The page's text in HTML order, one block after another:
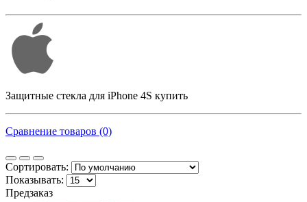
Защитные стекла для iPhone 4S купить
Сравнение товаров (0)
Сортировать:
Показывать:
Предзаказ